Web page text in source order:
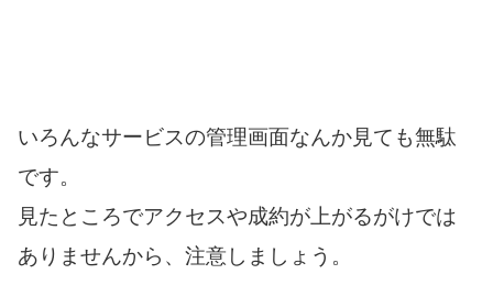
いろんなサービスの管理画面なんか見ても無駄
です。
見たところでアクセスや成約が上がるがけでは
ありませんから、注意しましょう。